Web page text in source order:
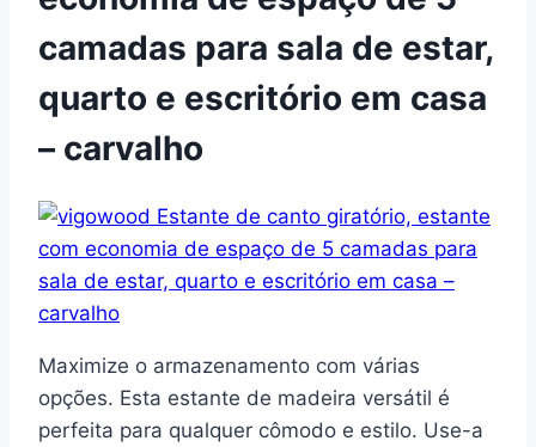
camadas para sala de estar,
quarto e escritório em casa
– carvalho
Maximize o armazenamento com várias
opções. Esta estante de madeira versátil é
perfeita para qualquer cômodo e estilo. Use-a